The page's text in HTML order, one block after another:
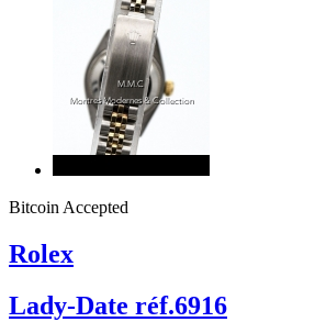
Bitcoin Accepted
Rolex
Lady-Date réf.6916